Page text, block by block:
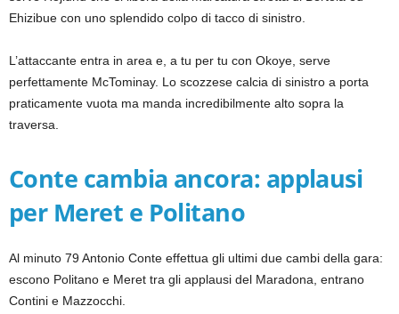
Ehizibue con uno splendido colpo di tacco di sinistro.
L’attaccante entra in area e, a tu per tu con Okoye, serve
perfettamente McTominay. Lo scozzese calcia di sinistro a porta
praticamente vuota ma manda incredibilmente alto sopra la
traversa.
Conte cambia ancora: applausi
per Meret e Politano
Al minuto 79 Antonio Conte effettua gli ultimi due cambi della gara:
escono Politano e Meret tra gli applausi del Maradona, entrano
Contini e Mazzocchi.